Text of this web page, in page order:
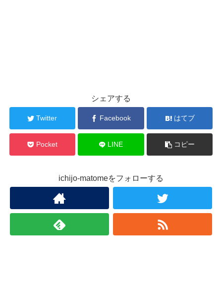
シェアする
Twitter Facebook はてブ
Pocket LINE コピー
ichijo-matomeをフォローする